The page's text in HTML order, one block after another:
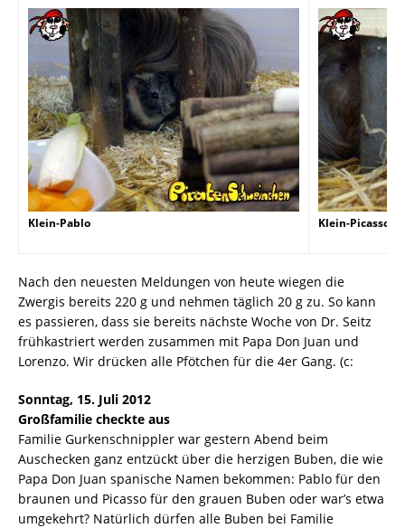
Klein-Pablo Klein-Picasso
Nach den neuesten Meldungen von heute wiegen die
Zwergis bereits 220 g und nehmen täglich 20 g zu. So kann
es passieren, dass sie bereits nächste Woche von Dr. Seitz
frühkastriert werden zusammen mit Papa Don Juan und
Lorenzo. Wir drücken alle Pfötchen für die 4er Gang. (c:
Sonntag, 15. Juli 2012
Großfamilie checkte aus
Familie Gurkenschnippler war gestern Abend beim
Auschecken ganz entzückt über die herzigen Buben, die wie
Papa Don Juan spanische Namen bekommen: Pablo für den
braunen und Picasso für den grauen Buben oder war’s etwa
umgekehrt? Natürlich dürfen alle Buben bei Familie